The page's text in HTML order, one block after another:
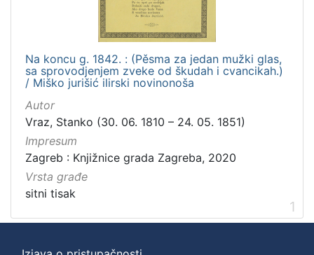
Na koncu g. 1842. : (Pěsma za jedan mužki glas,
sa sprovodjenjem zveke od škudah i cvancikah.)
/ Miško jurišić ilirski novinonoša
Autor
Vraz, Stanko (30. 06. 1810 – 24. 05. 1851)
Impresum
Zagreb : Knjižnice grada Zagreba, 2020
Vrsta građe
sitni tisak
1